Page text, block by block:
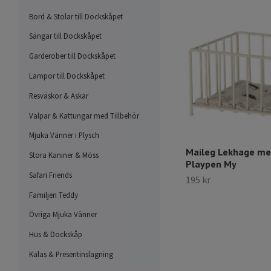
Bord & Stolar till Dockskåpet
Sängar till Dockskåpet
Garderober till Dockskåpet
Lampor till Dockskåpet
Resväskor & Askar
Valpar & Kattungar med Tillbehör
Mjuka Vänner i Plysch
Stora Kaniner & Möss
Safari Friends
Familjen Teddy
Övriga Mjuka Vänner
Hus & Dockskåp
Kalas & Presentinslagning
Maileg Lekhage
Playpen My
195 kr